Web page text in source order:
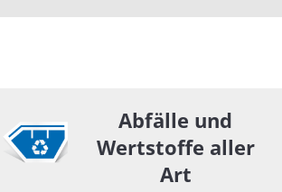
Abfälle und
Wertstoffe aller
Art